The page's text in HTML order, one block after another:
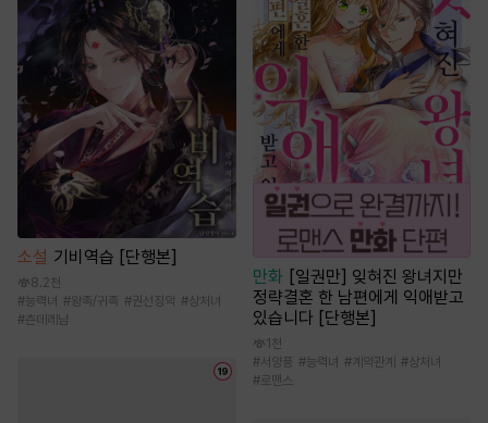
소설 기비역습 [단행본]
8.2천
#능력녀 #왕족/귀족 #권선징악 #상처녀
#츤데레남
만화 [일권만] 잊혀진 왕녀지만
정략결혼 한 남편에게 익애받고
있습니다 [단행본]
1천
#서양풍 #능력녀 #계약관계 #상처녀
#로맨스